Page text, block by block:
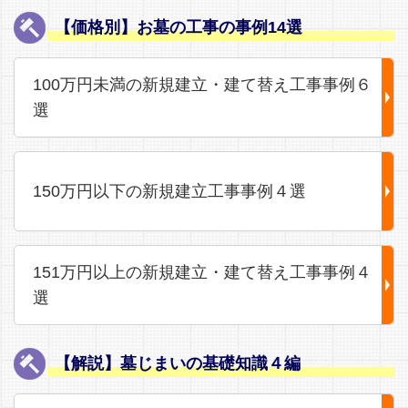
【価格別】お墓の工事の事例14選
100万円未満の新規建立・建て替え工事事例６
選
150万円以下の新規建立工事事例４選
151万円以上の新規建立・建て替え工事事例４
選
【解説】墓じまいの基礎知識４編